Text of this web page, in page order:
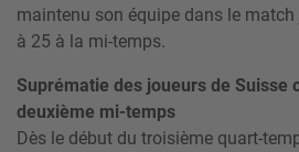
maintenu son équipe dans le
à 25 à la mi-temps.
Suprématie des joueurs de Suisse
deuxième mi-temps
Dès le début du troisième quart-